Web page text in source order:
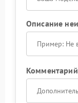
Описание
Комментарий